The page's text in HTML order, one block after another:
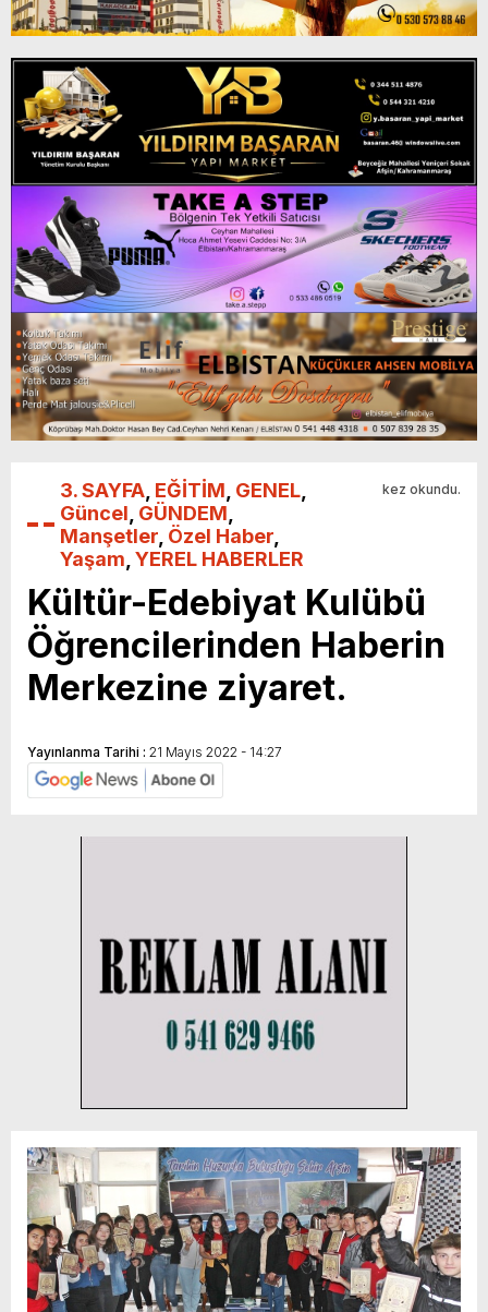
3. SAYFA EĞİTİM GENEL
Güncel GÜNDEM
Manşetler Özel Haber
Yaşam YEREL HABERLER
kez okundu.
Kültür-Edebiyat Kulübü
Öğrencilerinden Haberin
Merkezine ziyaret.
Yayınlanma Tarihi : 21 Mayıs 2022 - 14:27